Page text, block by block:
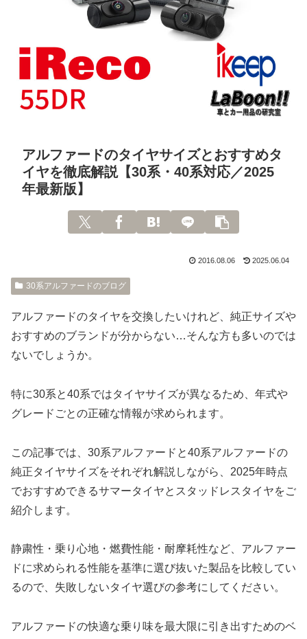
アルファードのタイヤサイズとおすすめタ
イヤを徹底解説【30系・40系対応／2025
年最新版】
2016.08.06 2025.06.04
30系アルファードのブログ
アルファードのタイヤを交換したいけれど、純正サイズや
おすすめのブランドが分からない…そんな方も多いのでは
ないでしょうか。
特に30系と40系ではタイヤサイズが異なるため、年式や
グレードごとの正確な情報が求められます。
この記事では、30系アルファードと40系アルファードの
純正タイヤサイズをそれぞれ解説しながら、2025年時点
でおすすめできるサマータイヤとスタッドレスタイヤをご
紹介します。
静粛性・乗り心地・燃費性能・耐摩耗性など、アルファー
ドに求められる性能を基準に選び抜いた製品を比較してい
るので、失敗しないタイヤ選びの参考にしてください。
アルファードの快適な乗り味を最大限に引き出すためのベ